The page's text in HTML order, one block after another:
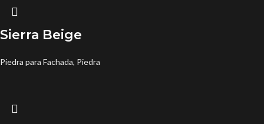
Sierra Beige
Piedra para Fachada, Piedra